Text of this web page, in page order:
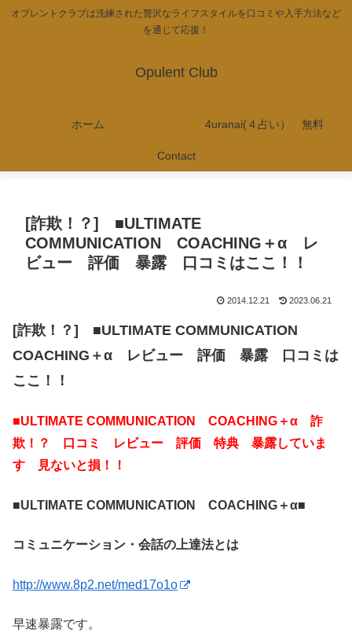
オプレントクラブは洗練された贅沢なライフスタイルを口コミや入手方法など
を通じて応援！
Opulent Club
ホーム 4uranai(４占い） 無料
Contact
[詐欺！？] ■ULTIMATE
COMMUNICATION COACHING＋α レ
ビュー 評価 暴露 口コミはここ！！
2014.12.21 2023.06.21
[詐欺！？] ■ULTIMATE COMMUNICATION
COACHING＋α レビュー 評価 暴露 口コミは
ここ！！
■ULTIMATE COMMUNICATION COACHING＋α 詐
欺！？ 口コミ レビュー 評価 特典 暴露していま
す 見ないと損！！
■ULTIMATE COMMUNICATION COACHING＋α■
コミュニケーション・会話の上達法とは
http://www.8p2.net/med17o1o
早速暴露です。